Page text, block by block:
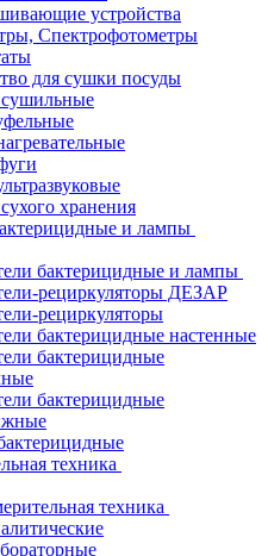
устройства
Спектрофотометры
для сушки посуды
хранения
и лампы
бактерицидные и лампы
рециркуляторы ДЕЗАР
рециркуляторы
бактерицидные настенные
бактерицидные
бактерицидные
техника
техника